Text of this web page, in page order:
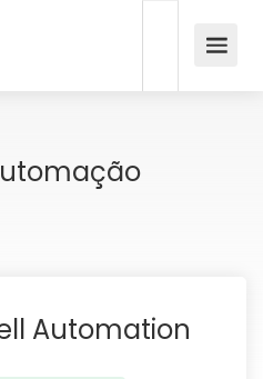
Automation